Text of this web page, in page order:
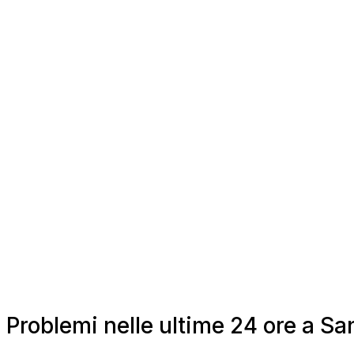
Problemi nelle ultime 24 ore a